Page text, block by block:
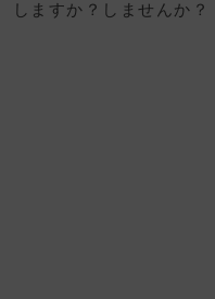
しますか？しませんか？